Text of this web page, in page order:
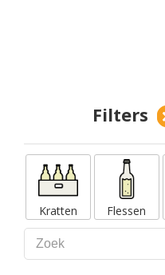
Filters
Kratten Flessen